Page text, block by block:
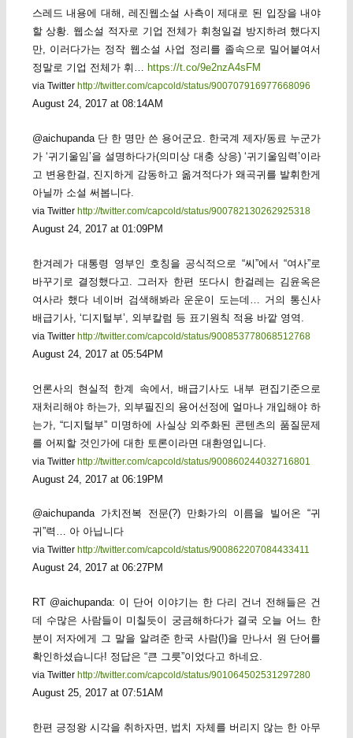
스레드 내용에 대해, 레진웹소설 사측이 제대로 된 입장을 내야
할 상황. 웹소설 적자로 기업 전체가 휘청일걸 방지하려 했다지
만, 이러다가는 정작 웹소설 사업 정리를 졸속으로 밀어붙여서
정말로 기업 전체가 휘… https://t.co/9e2nzA4sFM
via Twitter http://twitter.com/capcold/status/900707916977668096
August 24, 2017 at 08:14AM
@aichupanda 단 한 명만 쓴 용어군요. 한국계 제자/동료 누군가
가 ‘귀기울임’을 설명하다가(의미상 대충 상응) ‘귀기울임력’이라
고 변용한걸, 진지하게 감동하고 옮겨적다가 왜곡귀를 발휘한게
아닐까 소설 써봅니다.
via Twitter http://twitter.com/capcold/status/900782130262925318
August 24, 2017 at 01:09PM
한겨레가 대통령 영부인 호칭을 공식적으로 “씨”에서 “여사”로
바꾸기로 결정했다고. 그러자 한편 또다시 한걸레는 김윤옥은
여사라 했다 네이버 검색해봐라 운운이 도는데… 거의 통신사
배급기사, ‘디지털부’, 외부칼럼 등 표기원칙 적용 바깥 영역.
via Twitter http://twitter.com/capcold/status/900853778068512768
August 24, 2017 at 05:54PM
언론사의 현실적 한계 속에서, 배급기사도 내부 편집기준으로
재처리해야 하는가, 외부필진의 용어선정에 얼마나 개입해야 하
는가, “디지털부” 미명하에 사실상 외주화된 콘텐츠의 품질문제
를 어찌할 것인가에 대한 토론이라면 대환영입니다.
via Twitter http://twitter.com/capcold/status/900860244032716801
August 24, 2017 at 06:19PM
@aichupanda 가치전복 전문(?) 만화가의 이름을 빌어온 “귀
귀”력… 아 아닙니다
via Twitter http://twitter.com/capcold/status/900862207084433411
August 24, 2017 at 06:27PM
RT @aichupanda: 이 단어 이야기는 한 다리 건너 전해들은 건
데 수많은 사람들이 미칠듯이 궁금해하다가 결국 오늘 어느 한
분이 저자에게 그 말을 알려준 한국 사람(!)을 만나서 원 단어를
확인하셨습니다! 정답은 “큰 그릇”이었다고 하네요.
via Twitter http://twitter.com/capcold/status/901064502531297280
August 25, 2017 at 07:51AM
한편 긍정왕 시각을 취하자면, 법치 자체를 버리지 않는 한 아무